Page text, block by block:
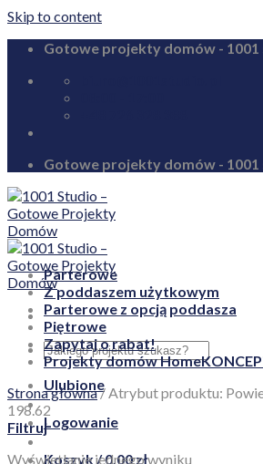
Skip to content
Gotowe projekty domów - 1001
Gotowe projekty domów - 1001
Ulubione
Logowanie
Koszyk /0,00zł
Parterowe
Z poddaszem użytkowym
Parterowe z opcją poddasza
Piętrowe
Zapytaj o rabat!
Projekty domów
Strona główna/Atrybut produktu:
198.62
Filtruj
Wyświetlanie jednego wyniku